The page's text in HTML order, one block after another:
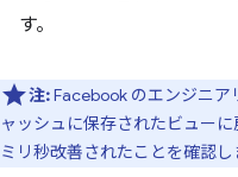
す。
注:Facebook のエンジニア
ャッシュに保存されたビュー
ミリ秒改善されたことを確認し